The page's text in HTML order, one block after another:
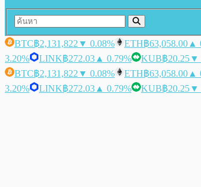
BTC฿2,131,822 ▼ 0.08% ETH฿63,058.00 ▲
3.20%
LINK฿272.03 ▲ 0.79% KUB฿20.25▼
BTC฿2,131,822 ▼ 0.08% ETH฿63,058.00 ▲
3.20%
LINK฿272.03 ▲ 0.79% KUB฿20.25▼